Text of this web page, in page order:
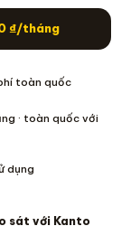
₫/tháng
toàn quốc
· toàn quốc với
dụng
sát với Kanto